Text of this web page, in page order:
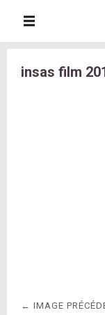
insas film
← IMAGE